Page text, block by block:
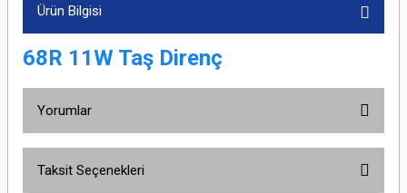
Ürün Bilgisi
68R 11W Taş Direnç
Yorumlar
Taksit Seçenekleri